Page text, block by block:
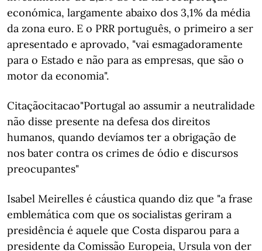
económica, largamente abaixo dos 3,1% da média
da zona euro. E o PRR português, o primeiro a ser
apresentado e aprovado, "vai esmagadoramente
para o Estado e não para as empresas, que são o
motor da economia".
Citaçãocitacao"Portugal ao assumir a neutralidade
não disse presente na defesa dos direitos
humanos, quando devíamos ter a obrigação de
nos bater contra os crimes de ódio e discursos
preocupantes"
Isabel Meirelles é cáustica quando diz que "a frase
emblemática com que os socialistas geriram a
presidência é aquele que Costa disparou para a
presidente da Comissão Europeia, Ursula von der